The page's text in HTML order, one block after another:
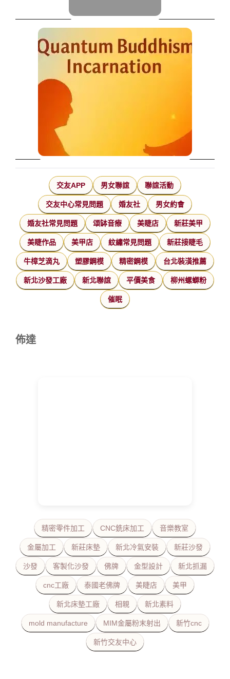
交友APP 男女聯誼 聯誼活動
交友中心常見問題 婚友社 男女約會
婚友社常見問題 頌缽音療 美睫店 新莊美甲
美睫作品 美甲店 紋繡常見問題 新莊接睫毛
牛樟芝滴丸 塑膠鋼模 精密鋼模 台北裝潢推薦
新北沙發工廠 新北聯誼 平價美食 柳州螺螄粉
催眠
佈達
精密零件加工 CNC銑床加工 音樂教室
金屬加工 新莊床墊 新北冷氣安裝 新莊沙發
沙發 客製化沙發 佛牌 金型設計 新北抓漏
cnc工廠 泰國老佛牌 美睫店 美甲
新北床墊工廠 相親 新北素料
mold manufacture MIM金屬粉末射出 新竹cnc
新竹交友中心